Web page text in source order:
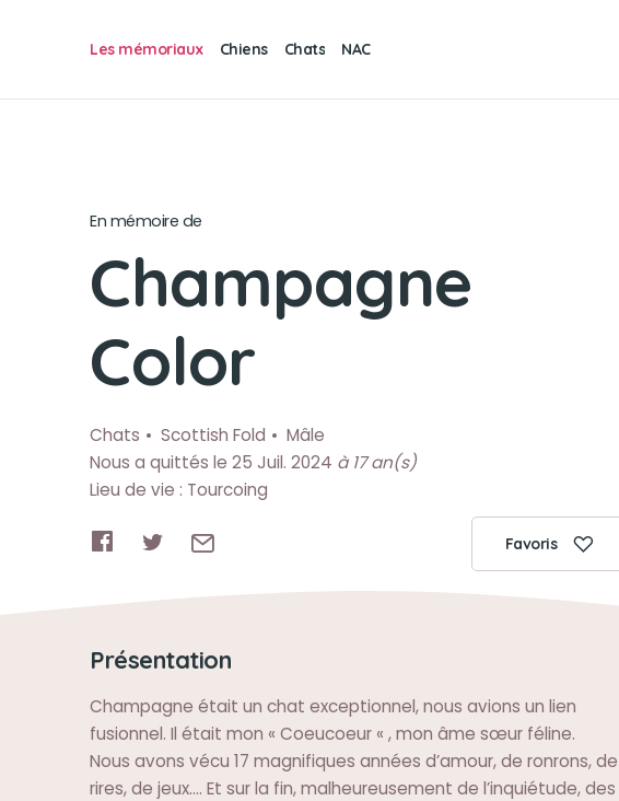
Les mémoriaux Chiens Chats NAC
En mémoire de
Champagne
Color
Chats Scottish Fold
Mâle
Nous a quittés le 25 Juil. 2024 à 17 an(s)
Lieu de vie : Tourcoing
Favoris
Présentation
Champagne était un chat exceptionnel, nous avions un lien
fusionnel. Il était mon « Coeucoeur « , mon âme sœur féline.
Nous avons vécu 17 magnifiques années d’amour, de ronrons, de
rires, de jeux…. Et sur la fin, malheureusement de l’inquiétude, des